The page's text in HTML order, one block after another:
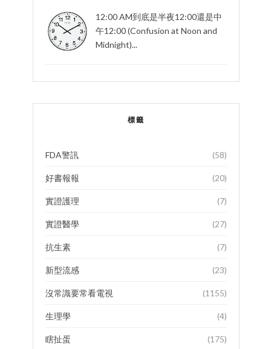
12:00 AM到底是半夜12:00還是中
午12:00 (Confusion at Noon and
Midnight)...
標籤
FDA警訊 (58)
好書報報 (20)
實證護理 (7)
實證醫學 (27)
抗生素 (7)
新型流感 (23)
沒常識要常看電視 (1155)
生理學 (4)
瞎扯蛋 (175)